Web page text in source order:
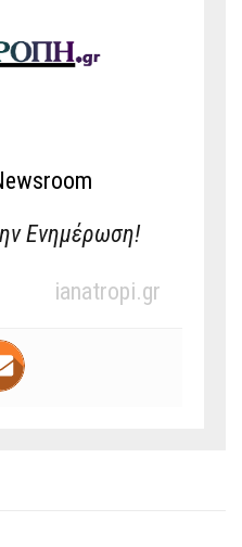
Ενημέρωση!
ianatropi.gr